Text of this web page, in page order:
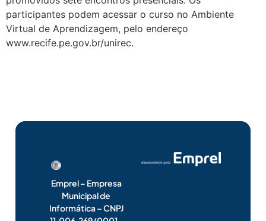
participantes podem acessar o curso no Ambiente
Virtual de Aprendizagem, pelo endereço
www.recife.pe.gov.br/unirec.
Emprel – Empresa
Municipal de
Informática – CNPJ